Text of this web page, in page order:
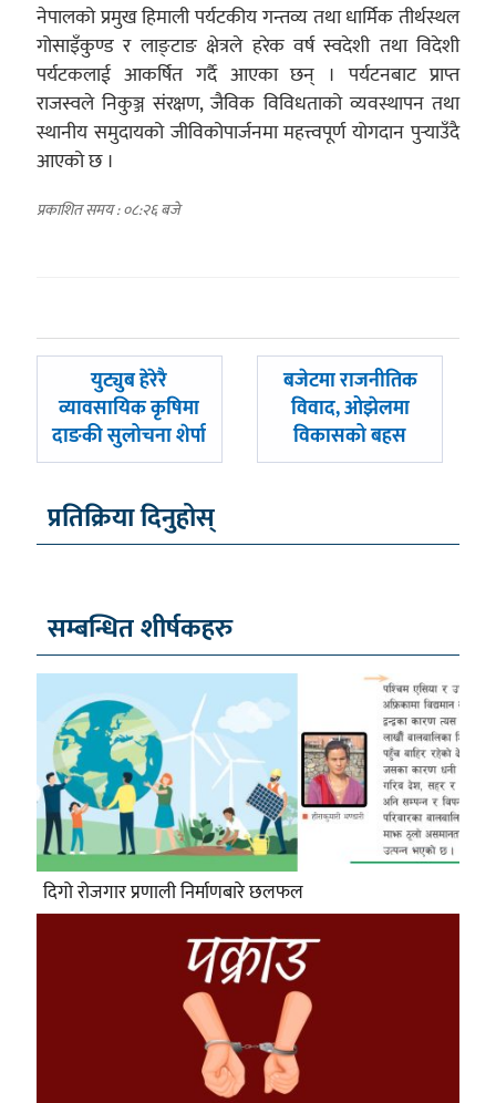
नेपालको प्रमुख हिमाली पर्यटकीय गन्तव्य तथा धार्मिक तीर्थस्थल
गोसाइँकुण्ड र लाङ्टाङ क्षेत्रले हरेक वर्ष स्वदेशी तथा विदेशी
पर्यटकलाई आकर्षित गर्दै आएका छन् । पर्यटनबाट प्राप्त
राजस्वले निकुञ्ज संरक्षण, जैविक विविधताको व्यवस्थापन तथा
स्थानीय समुदायको जीविकोपार्जनमा महत्त्वपूर्ण योगदान पुर्‍याउँदै
आएको छ ।
प्रकाशित समय : ०८:२६ बजे
पछिल्लाे
-
युट्युब हेरेरै
व्यावसायिक कृषिमा
दाङकी सुलोचना शेर्पा
अघिल्लाे
बजेटमा राजनीतिक
विवाद, ओझेलमा
विकासको बहस
प्रतिक्रिया दिनुहोस्
सम्बन्धित शीर्षकहरु
दिगो रोजगार प्रणाली निर्माणबारे छलफल